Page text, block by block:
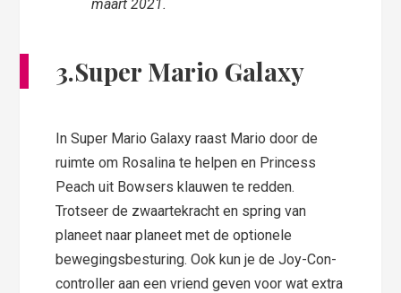
maart 2021.
3.Super Mario Galaxy
In Super Mario Galaxy raast Mario door de
ruimte om Rosalina te helpen en Princess
Peach uit Bowsers klauwen te redden.
Trotseer de zwaartekracht en spring van
planeet naar planeet met de optionele
bewegingsbesturing. Ook kun je de Joy-Con-
controller aan een vriend geven voor wat extra